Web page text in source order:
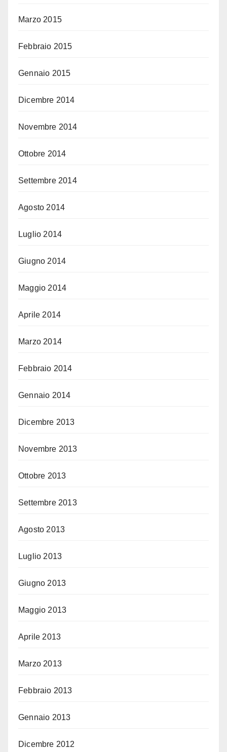
Marzo 2015
Febbraio 2015
Gennaio 2015
Dicembre 2014
Novembre 2014
Ottobre 2014
Settembre 2014
Agosto 2014
Luglio 2014
Giugno 2014
Maggio 2014
Aprile 2014
Marzo 2014
Febbraio 2014
Gennaio 2014
Dicembre 2013
Novembre 2013
Ottobre 2013
Settembre 2013
Agosto 2013
Luglio 2013
Giugno 2013
Maggio 2013
Aprile 2013
Marzo 2013
Febbraio 2013
Gennaio 2013
Dicembre 2012